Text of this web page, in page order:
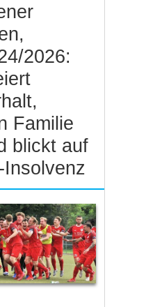
2026:
Familie
blickt auf